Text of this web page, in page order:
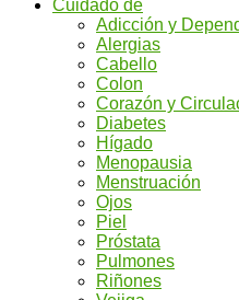
Cuidado de
Adicción y
Alergias
Cabello
Colon
Corazón y
Diabetes
Hígado
Menopausia
Menstruación
Ojos
Piel
Próstata
Pulmones
Riñones